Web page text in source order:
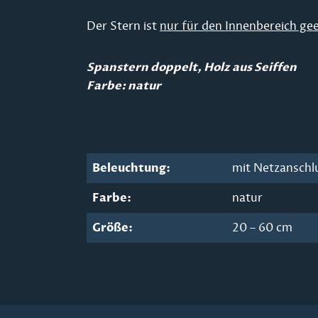
Der Stern ist nur für den Innenbereich
Spanstern doppelt, Holz aus Seiffen
Farbe: natur
Beleuchtung: mit
Farbe: natur
Größe: 20 – 60 cm